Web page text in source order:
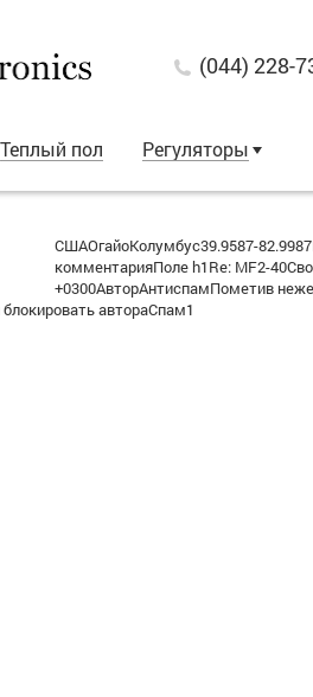
(044) 228-
Теплый пол Регуляторы
СШАОгайоКолумбус39.9587-
комментарияПоле h1Re: MF2-
+0300АвторАнтиспамПометив
автораСпам1